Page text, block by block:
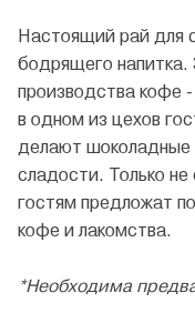
Настоящий рай для
бодрящего напитка.
производства кофе -
в одном из цехов
делают шоколадные
сладости. Только
гостям предложат
кофе и лакомства.
*Необходима